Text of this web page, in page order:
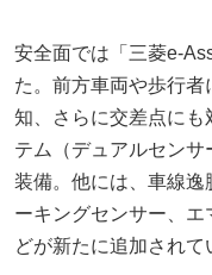
安全面では「三菱e-
た。前方車両や歩行
知、さらに交差点にも
テム（デュアルセン
装備。他には、車線
ーキングセンサー、
どが新たに追加されて